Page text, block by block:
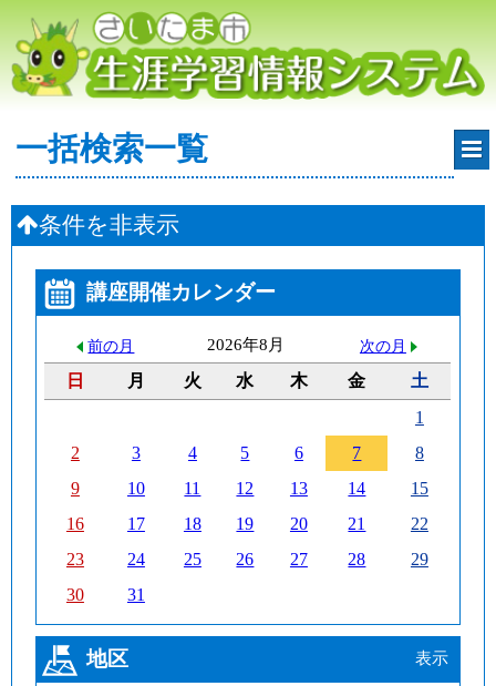
一括検索一覧
条件を非表示
講座開催カレンダー
前の月 2026年8月 次の月
日 月 火 水 木 金
土
1
2
3 4 5 6 7
8
9
10 11 12 13 14
15
16
17 18 19 20 21
22
23
24 25 26 27 28
29
30
31
地区